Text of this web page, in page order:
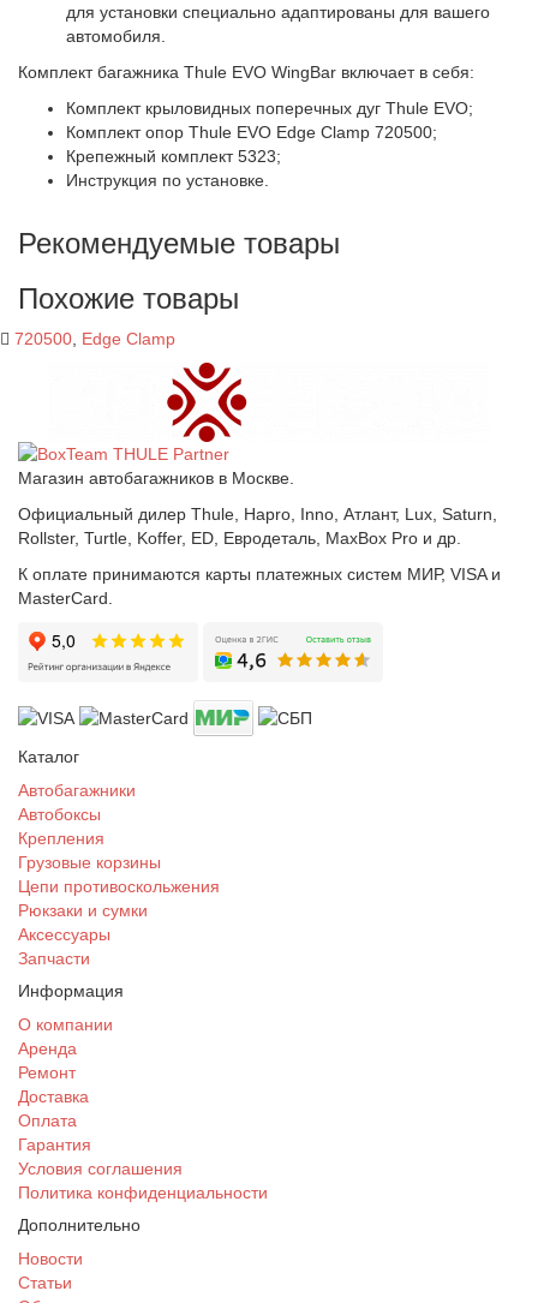
для установки специально адаптированы для вашего
автомобиля.
Комплект багажника Thule EVO WingBar включает в себя:
Комплект крыловидных поперечных дуг Thule EVO;
Комплект опор Thule EVO Edge Clamp 720500;
Крепежный комплект 5323;
Инструкция по установке.
Рекомендуемые товары
Похожие товары
720500 Edge Clamp
Магазин автобагажников в Москве.
Официальный дилер Thule, Hapro, Inno, Атлант, Lux, Saturn,
Rollster, Turtle, Koffer, ED, Евродеталь, MaxBox Pro и др.
К оплате принимаются карты платежных систем МИР, VISA и
MasterCard.
Каталог
Автобагажники
Автобоксы
Крепления
Грузовые корзины
Цепи противоскольжения
Рюкзаки и сумки
Аксессуары
Запчасти
Информация
О компании
Аренда
Ремонт
Доставка
Оплата
Гарантия
Условия соглашения
Политика конфиденциальности
Дополнительно
Новости
Статьи